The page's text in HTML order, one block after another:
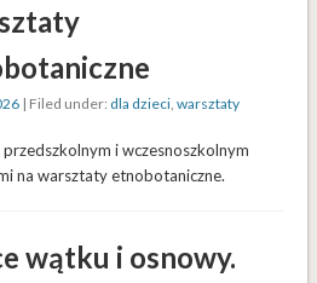
| Filed under: dla dzieci ,warsztaty
i wczesnoszkolnym
na warsztaty etnobotaniczne.
wątku i osnowy.